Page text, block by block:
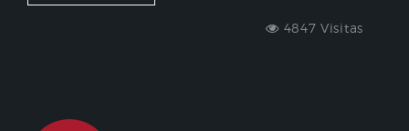
4847 Visitas